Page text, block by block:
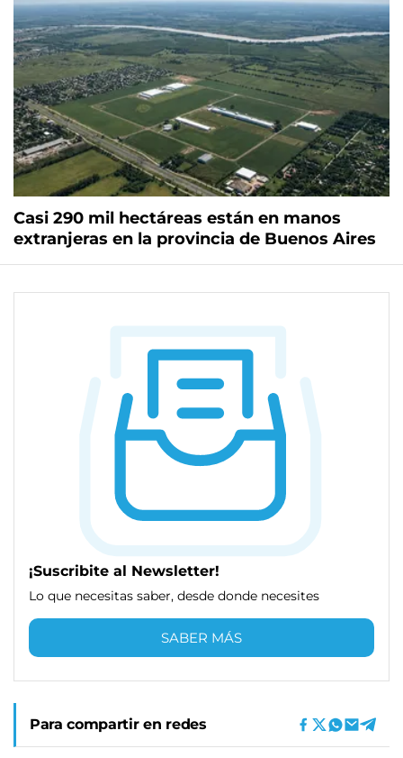
Casi 290 mil hectáreas están en manos
extranjeras en la provincia de Buenos Aires
¡Suscribite al Newsletter!
Lo que necesitas saber, desde donde necesites
SABER MÁS
Para compartir en redes